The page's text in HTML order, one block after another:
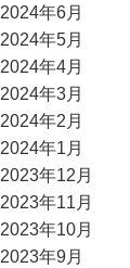
2024年6月
2024年5月
2024年4月
2024年3月
2024年2月
2024年1月
2023年12月
2023年11月
2023年10月
2023年9月